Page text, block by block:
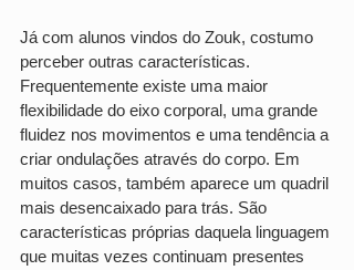
Já com alunos vindos do Zouk, costumo
perceber outras características.
Frequentemente existe uma maior
flexibilidade do eixo corporal, uma grande
fluidez nos movimentos e uma tendência a
criar ondulações através do corpo. Em
muitos casos, também aparece um quadril
mais desencaixado para trás. São
características próprias daquela linguagem
que muitas vezes continuam presentes